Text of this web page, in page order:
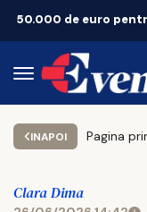
50.000 de euro pentru fermele mici! Miza uriașă pentru agricultura ieșeană Bancul
INAPOI Pagina
Clara Dima